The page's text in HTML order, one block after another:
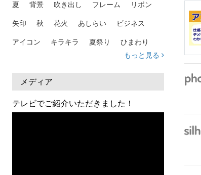
夏 背景 吹き出し フレーム リボン
矢印 秋 花火 あしらい ビジネス
アイコン キラキラ 夏祭り ひまわり
熱中症
人物 暑中見舞い
日本地図 海
もっと見る
メディア
テレビでご紹介いただきました！